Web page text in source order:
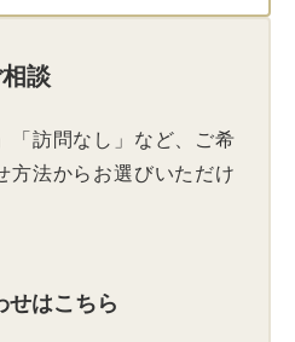
談
「訪問なし」など、ご希
方法からお選びいただけ
せはこちら